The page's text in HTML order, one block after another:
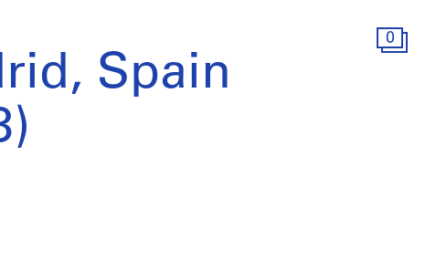
0
Spain